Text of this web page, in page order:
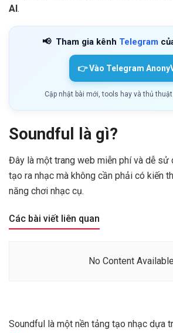
AI.
📢 Tham gia kênh Telegram
👉 Vào Telegram
Cập nhật bài mới, tools hay và thủ
Soundful là gì?
Đây là một trang web miễn phí và dễ sử
tạo ra nhạc mà không cần phải có kiến
năng chơi nhạc cụ.
Các bài viết liên quan
No Content Available
Soundful là một nền tảng tạo nhạc dựa